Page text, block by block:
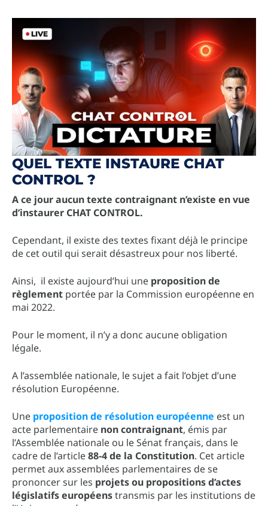
QUEL TEXTE INSTAURE CHAT
CONTROL ?
A ce jour aucun texte contraignant n’existe en vue
d’instaurer CHAT CONTROL.
Cependant, il existe des textes fixant déjà le principe
de cet outil qui serait désastreux pour nos liberté.
Ainsi, il existe aujourd’hui une proposition de
règlement portée par la Commission européenne en
mai 2022.
Pour le moment, il n’y a donc aucune obligation
légale.
A l’assemblée nationale, le sujet a fait l’objet d’une
résolution Européenne.
Une proposition de résolution européenne est un
acte parlementaire non contraignant, émis par
l’Assemblée nationale ou le Sénat français, dans le
cadre de l’article88-4 de la Constitution. Cet article
permet aux assemblées parlementaires de se
prononcer sur les projets ou propositions d’actes
législatifs européenstransmis par les institutions de